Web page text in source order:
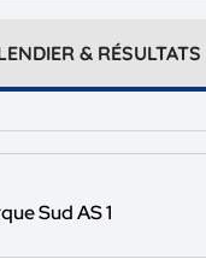
& RÉSULTATS
Sud AS 1